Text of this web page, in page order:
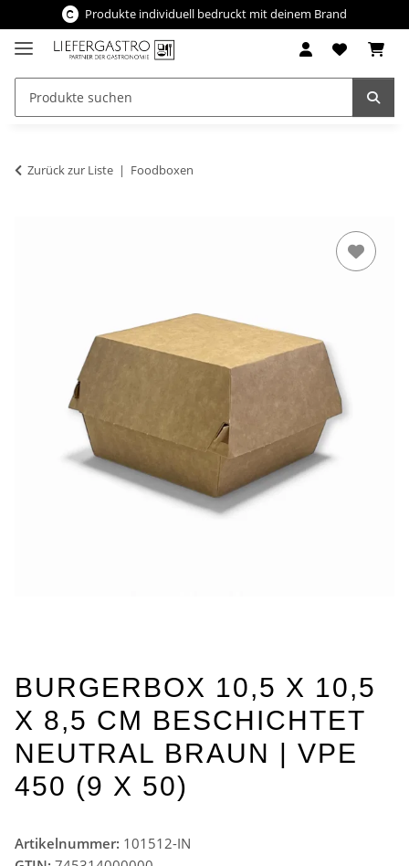
Produkte individuell bedruckt mit deinem Brand
Zurück zur Liste Foodboxen
BURGERBOX 10,5 X 10,5
X 8,5 CM BESCHICHTET
NEUTRAL BRAUN | VPE
450 (9 X 50)
Artikelnummer: 101512-IN